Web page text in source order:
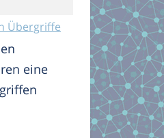
Übergriffe
eine